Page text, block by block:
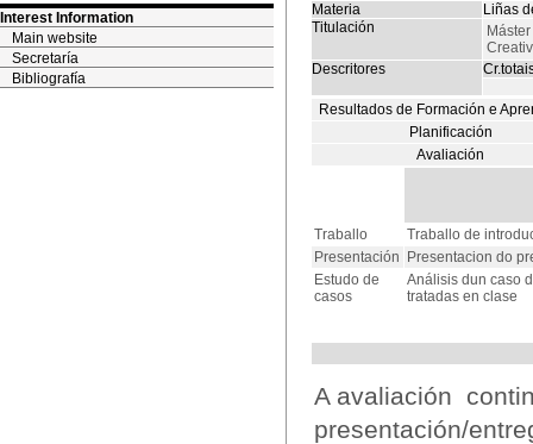
Interest Information
Main website
Secretaría
Bibliografía
Materia
Liñas
Titulación
Descritores
Resultados de Formación e
Planificación
Avaliación
Traballo
Traballo de
Presentación
Presentacion do
Estudo de
casos
Análisis dun caso
tratadas en clase
A avaliación
presentación/